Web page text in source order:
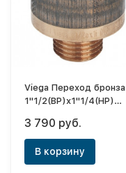
Viega Переход бронза
1"1/2(ВР)х1"1/4(НР)
3 790 руб.
В корзину